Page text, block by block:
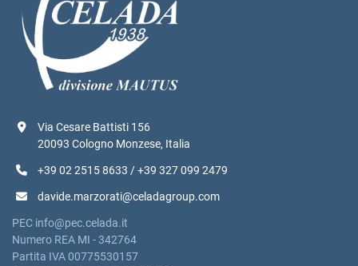
Via Cesare Battisti 156
20093 Cologno Monzese, Italia
+39 02 2515 8633 / +39 327 099 2479
davide.marzorati@celadagroup.com
PEC info@pec.celada.it
Numero REA MI - 342764
Partita IVA 00775530157